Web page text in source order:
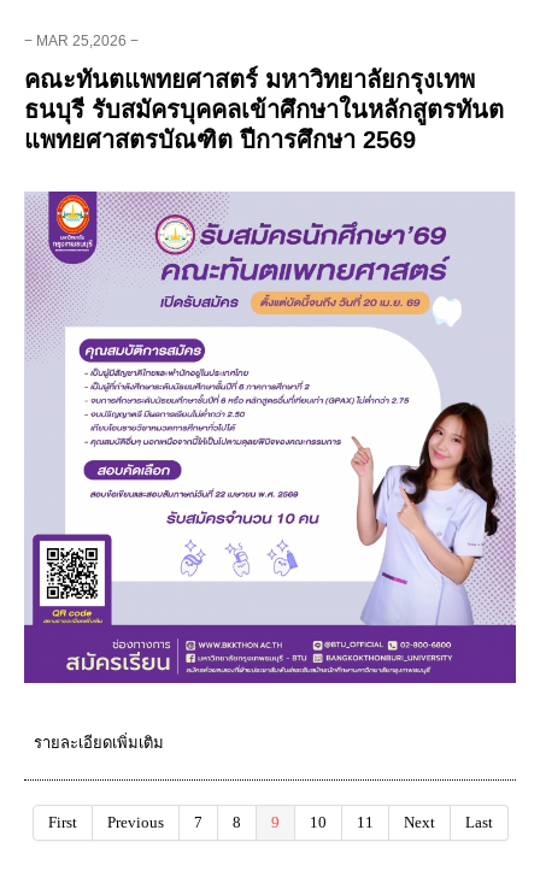
− MAR 25,2026 −
คณะทันตแพทยศาสตร์ มหาวิทยาลัยกรุงเทพ
ธนบุรี รับสมัครบุคคลเข้าศึกษาในหลักสูตรทันต
แพทยศาสตรบัณฑิต ปีการศึกษา 2569
รายละเอียดเพิ่มเติม
First Previous 7 8 9 10 11 Next Last